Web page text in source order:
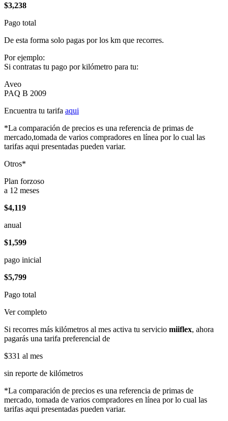
$3,238
Pago total
De esta forma solo pagas por los km que recorres.
Por ejemplo:
Si contratas tu pago por kilómetro para tu:
Aveo
PAQ B 2009
Encuentra tu tarifa aqui
*La comparación de precios es una referencia de primas de
mercado,tomada de varios compradores en línea por lo cual las
tarifas aqui presentadas pueden variar.
Otros*
Plan forzoso
a 12 meses
$4,119
anual
$1,599
pago inicial
$5,799
Pago total
Ver completo
Si recorres más kilómetros al mes activa tu servicio miiflex, ahora
pagarás una tarifa preferencial de
$331 al mes
sin reporte de kilómetros
*La comparación de precios es una referencia de primas de
mercado, tomada de varios compradores en línea por lo cual las
tarifas aqui presentadas pueden variar.